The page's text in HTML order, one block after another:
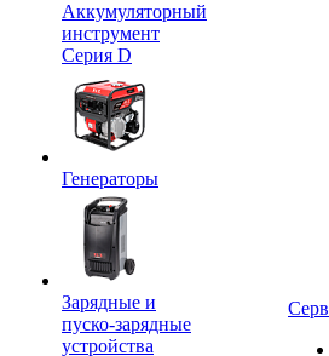
Аккумуляторный
инструмент
Серия D
Генераторы
Зарядные и
пуско-зарядные
устройства